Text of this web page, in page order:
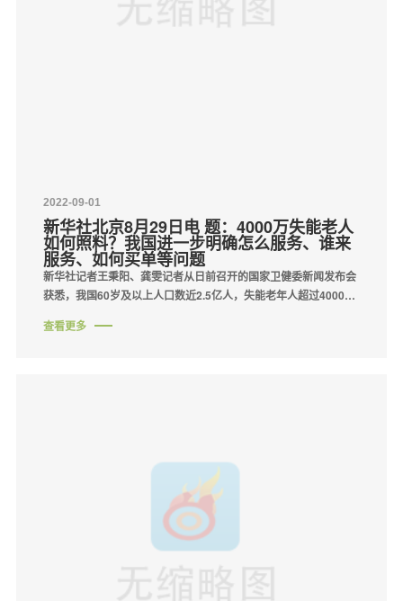
2022-09-01
新华社北京8月29日电 题：4000万失能老人
如何照料？我国进一步明确怎么服务、谁来
服务、如何买单等问题
新华社记者王秉阳、龚雯记者从日前召开的国家卫健委新闻发布会
获悉，我国60岁及以上人口数近2.5亿人，失能老年人超过4000
的需求形成对比的是，目前国内尚···
查看更多